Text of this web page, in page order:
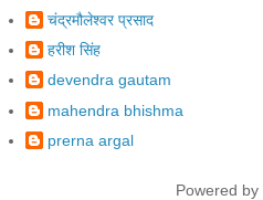
चंद्रमौलेश्वर प्रसाद
हरीश सिंह
devendra gautam
mahendra bhishma
prerna argal
Powered by